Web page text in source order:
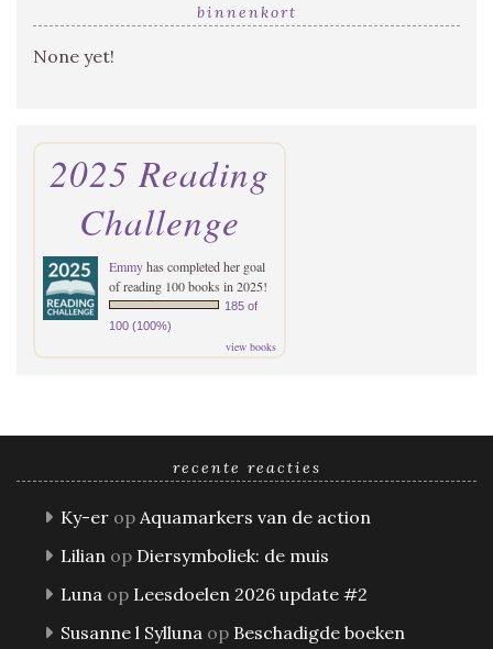
binnenkort
None yet!
2025 Reading
Challenge
Emmyhas completed her goal
of reading 100 books in 2025!
185 of
100 (100%)
view books
recente reacties
Ky-er op Aquamarkers van de action
Lilian op Diersymboliek: de muis
Luna op Leesdoelen 2026 update #2
Susanne l Sylluna op Beschadigde boeken